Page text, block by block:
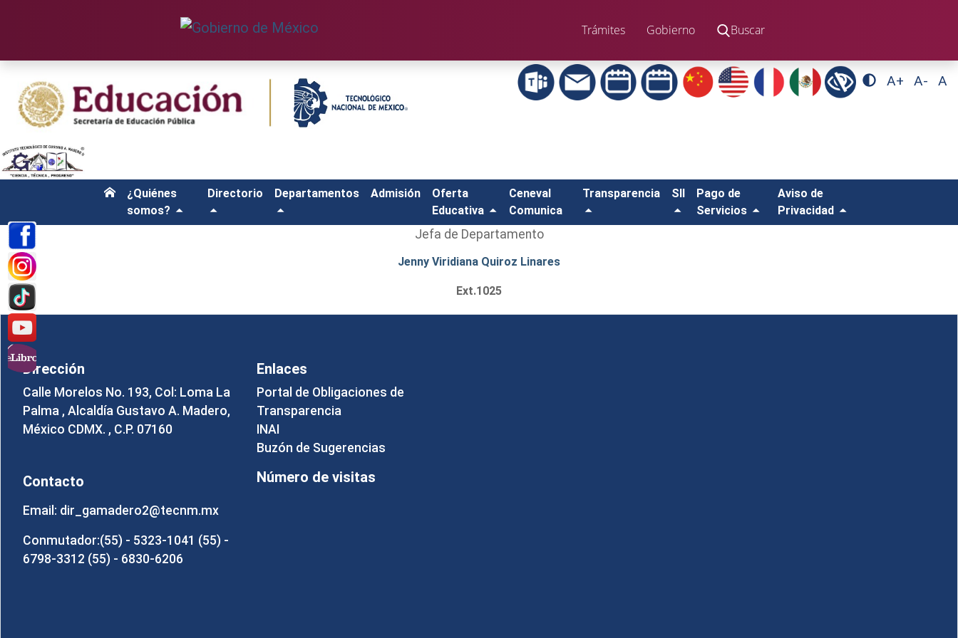
Trámites Gobierno Buscar
A+ A- A
¿Quiénes
somos?
Directorio Departamentos Admisión
Oferta
Educativa
Ceneval
Comunica
Transparencia SII
Pago de
Servicios
Aviso de
Privacidad
Jefa de Departamento
Jenny Viridiana Quiroz Linares
Ext.1025
Dirección
Calle Morelos No. 193, Col: Loma La
Palma , Alcaldía Gustavo A. Madero,
México CDMX. , C.P. 07160
Contacto
Email: dir_gamadero2@tecnm.mx
Conmutador:(55) - 5323-1041 (55) -
6798-3312 (55) - 6830-6206
Enlaces
Portal de Obligaciones de
Transparencia
INAI
Buzón de Sugerencias
Número de visitas